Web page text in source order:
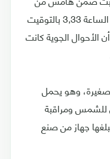
الوقت يمتدّ على 65 دقيقة اعتبارا من الساعة 3,33 بالتوقيت
بما أن الأحوال الجوية كانت
وهو يحمل
للشمس ومراقبة
جهاز من صنع